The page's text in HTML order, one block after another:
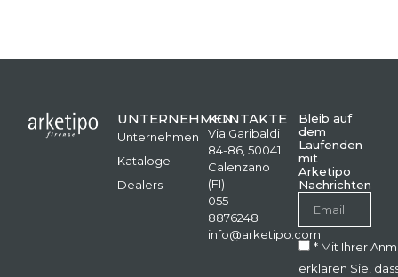
UNTERNEHMEN
Unternehmen
Kataloge
Dealers
KONTAKTE
Via Garibaldi
84-86, 50041
Calenzano
(FI)
055
8876248
info@arketipo.com
Bleib auf
dem
Laufenden
mit
Arketipo
Nachrichten
* Mit Ihrer
erklären Sie,